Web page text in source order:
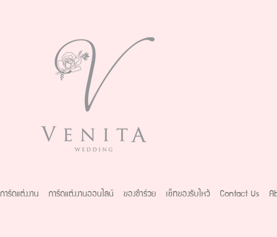
การ์ดแต่งงาน การ์ดแต่งงานออนไลน์ ของชำร่วย เซ็ทของรับไหว้ Contact Us